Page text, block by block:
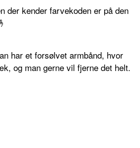
der kender farvekoden er på den
har et forsølvet armbånd, hvor
og man gerne vil fjerne det helt.